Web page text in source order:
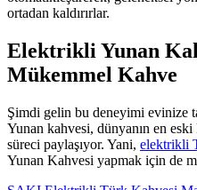
ortadan kaldırırlar.
Elektrikli Yunan
Mükemmel Kahve
Şimdi gelin bu deneyimi evinize
Yunan kahvesi, dünyanın en
süreci paylaşıyor. Yani, elektrikli
Yunan Kahvesi yapmak için de